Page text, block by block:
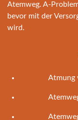
Atemweg. A-
bevor mit der
wird.
Atmung